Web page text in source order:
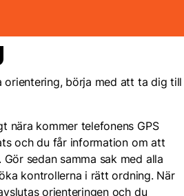
orientering, börja med att ta dig till
nära kommer telefonens GPS
och du får information om att
sedan samma sak med alla
kontrollerna i rätt ordning. När
orienteringen och du